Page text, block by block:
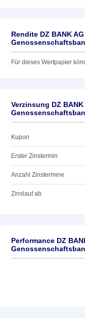
Rendite DZ BANK
Für dieses Wertpapier
Verzinsung DZ
Kupon
Erster Zinstermin
Anzahl Zinstermine
Zinslauf ab
Performance DZ